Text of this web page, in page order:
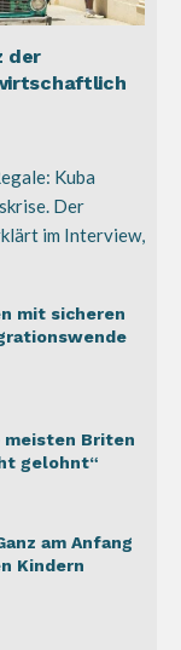
der
Kuba
Der
im Interview,
mit sicheren
meisten Briten
gelohnt“
am Anfang
Kindern